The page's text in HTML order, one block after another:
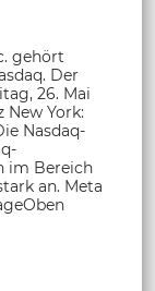
gehört
Der
26. Mai
New York:
Nasdaq-
im Bereich
an. Meta